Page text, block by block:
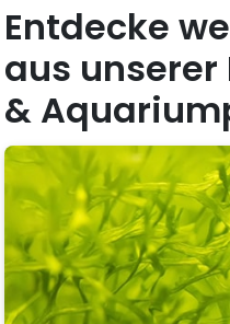
Entdecke
aus unserer
&